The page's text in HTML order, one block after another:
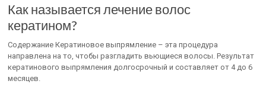
Как называется лечение волос
кератином?
Содержание Кератиновое выпрямление – эта процедура
направлена на то, чтобы разгладить вьющиеся волосы. Результат
кератинового выпрямления долгосрочный и составляет от 4 до 6
месяцев.